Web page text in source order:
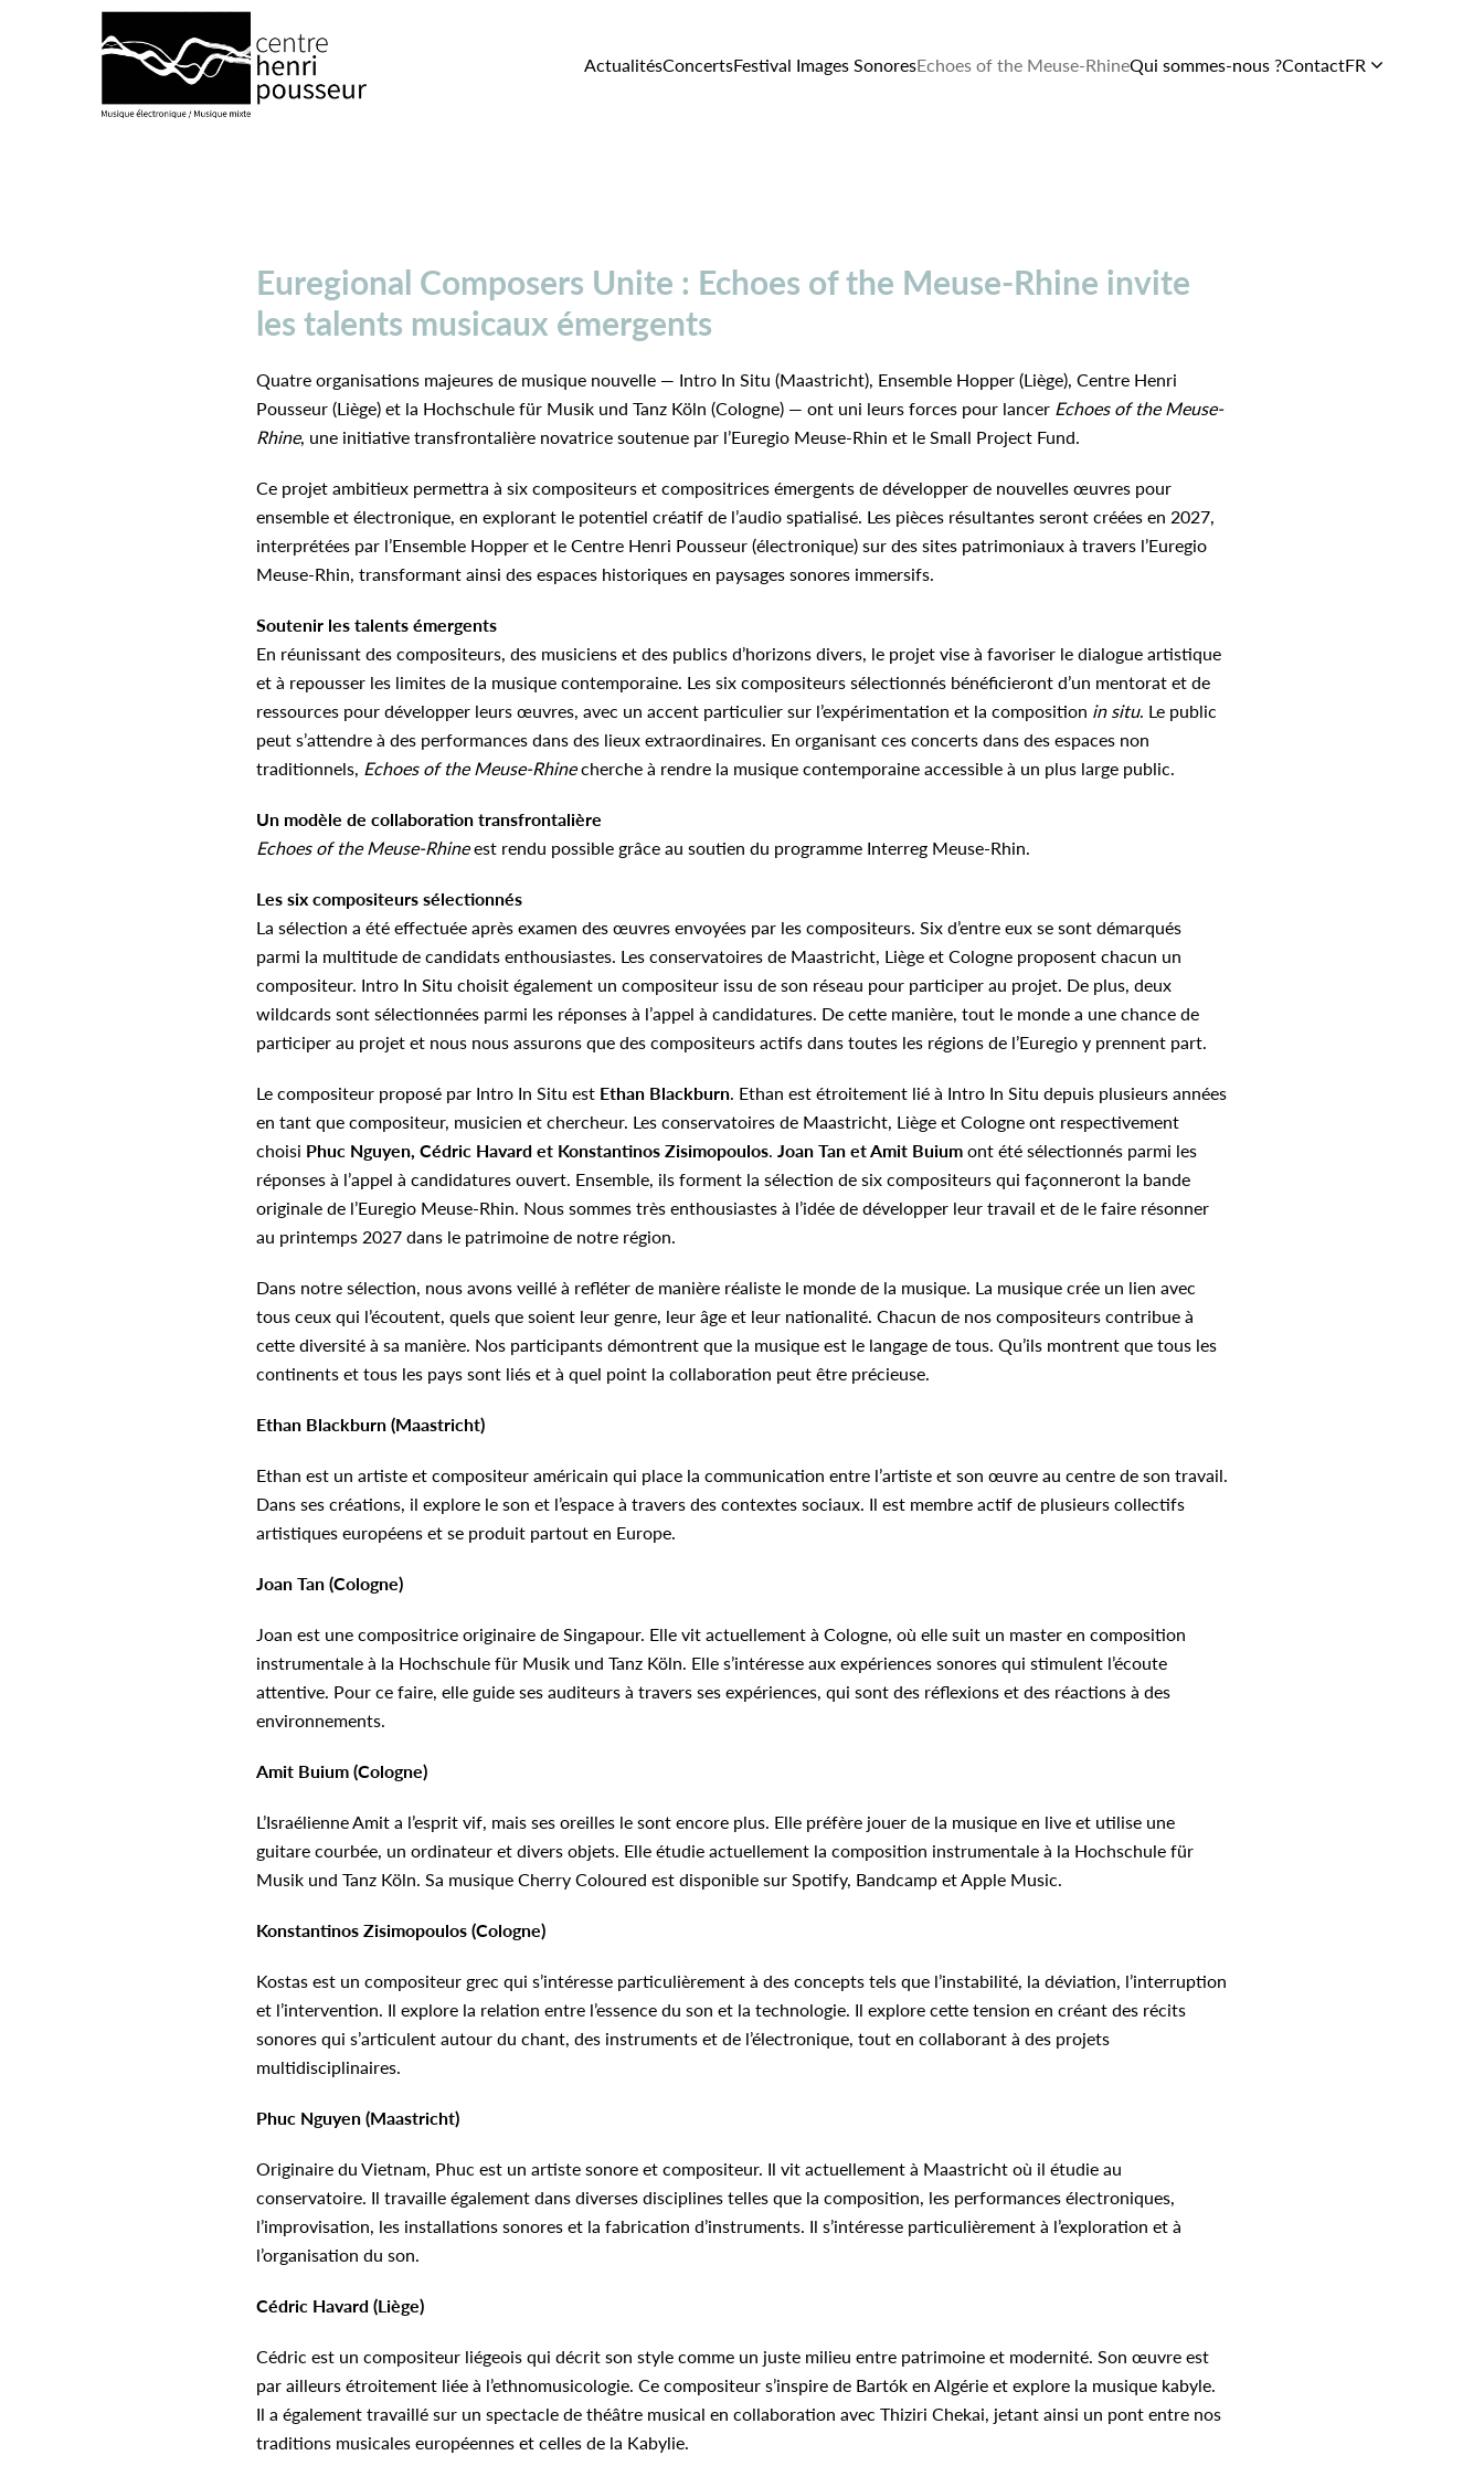
ActualitésConcertsFestival Images SonoresEchoes of the Meuse-RhineQui sommes-nous ?
L’équipe
ContactFR
Euregional Composers Unite : Echoes of the Meuse-Rhine invite
les talents musicaux émergents
Quatre organisations majeures de musique nouvelle — Intro In Situ (Maastricht), Ensemble Hopper (Liège), Centre Henri
Pousseur (Liège) et la Hochschule für Musik und Tanz Köln (Cologne) — ont uni leurs forces pour lancer Echoes of the Meuse-
Rhine, une initiative transfrontalière novatrice soutenue par l’Euregio Meuse-Rhin et le Small Project Fund.
Ce projet ambitieux permettra à six compositeurs et compositrices émergents de développer de nouvelles œuvres pour
ensemble et électronique, en explorant le potentiel créatif de l’audio spatialisé. Les pièces résultantes seront créées en 2027,
interprétées par l’Ensemble Hopper et le Centre Henri Pousseur (électronique) sur des sites patrimoniaux à travers l’Euregio
Meuse-Rhin, transformant ainsi des espaces historiques en paysages sonores immersifs.
Soutenir les talents émergents
En réunissant des compositeurs, des musiciens et des publics d’horizons divers, le projet vise à favoriser le dialogue artistique
et à repousser les limites de la musique contemporaine. Les six compositeurs sélectionnés bénéficieront d’un mentorat et de
ressources pour développer leurs œuvres, avec un accent particulier sur l’expérimentation et la composition in situ. Le public
peut s’attendre à des performances dans des lieux extraordinaires. En organisant ces concerts dans des espaces non
traditionnels, Echoes of the Meuse-Rhinecherche à rendre la musique contemporaine accessible à un plus large public.
Un modèle de collaboration transfrontalière
Echoes of the Meuse-Rhineest rendu possible grâce au soutien du programme Interreg Meuse-Rhin.
Les six compositeurs sélectionnés
La sélection a été effectuée après examen des œuvres envoyées par les compositeurs. Six d’entre eux se sont démarqués
parmi la multitude de candidats enthousiastes. Les conservatoires de Maastricht, Liège et Cologne proposent chacun un
compositeur. Intro In Situ choisit également un compositeur issu de son réseau pour participer au projet. De plus, deux
wildcards sont sélectionnées parmi les réponses à l’appel à candidatures. De cette manière, tout le monde a une chance de
participer au projet et nous nous assurons que des compositeurs actifs dans toutes les régions de l’Euregio y prennent part.
Le compositeur proposé par Intro In Situ est Ethan Blackburn. Ethan est étroitement lié à Intro In Situ depuis plusieurs années
en tant que compositeur, musicien et chercheur. Les conservatoires de Maastricht, Liège et Cologne ont respectivement
choisi Phuc Nguyen, Cédric Havard et Konstantinos Zisimopoulos. Joan Tan et Amit Buium ont été sélectionnés parmi les
réponses à l’appel à candidatures ouvert. Ensemble, ils forment la sélection de six compositeurs qui façonneront la bande
originale de l’Euregio Meuse-Rhin. Nous sommes très enthousiastes à l’idée de développer leur travail et de le faire résonner
au printemps 2027 dans le patrimoine de notre région.
Dans notre sélection, nous avons veillé à refléter de manière réaliste le monde de la musique. La musique crée un lien avec
tous ceux qui l’écoutent, quels que soient leur genre, leur âge et leur nationalité. Chacun de nos compositeurs contribue à
cette diversité à sa manière. Nos participants démontrent que la musique est le langage de tous. Qu’ils montrent que tous les
continents et tous les pays sont liés et à quel point la collaboration peut être précieuse.
Ethan Blackburn (Maastricht)
Ethan est un artiste et compositeur américain qui place la communication entre l’artiste et son œuvre au centre de son travail.
Dans ses créations, il explore le son et l’espace à travers des contextes sociaux. Il est membre actif de plusieurs collectifs
artistiques européens et se produit partout en Europe.
Joan Tan (Cologne)
Joan est une compositrice originaire de Singapour. Elle vit actuellement à Cologne, où elle suit un master en composition
instrumentale à la Hochschule für Musik und Tanz Köln. Elle s’intéresse aux expériences sonores qui stimulent l’écoute
attentive. Pour ce faire, elle guide ses auditeurs à travers ses expériences, qui sont des réflexions et des réactions à des
environnements.
Amit Buium (Cologne)
L’Israélienne Amit a l’esprit vif, mais ses oreilles le sont encore plus. Elle préfère jouer de la musique en live et utilise une
guitare courbée, un ordinateur et divers objets. Elle étudie actuellement la composition instrumentale à la Hochschule für
Musik und Tanz Köln. Sa musique Cherry Coloured est disponible sur Spotify, Bandcamp et Apple Music.
Konstantinos Zisimopoulos (Cologne)
Kostas est un compositeur grec qui s’intéresse particulièrement à des concepts tels que l’instabilité, la déviation, l’interruption
et l’intervention. Il explore la relation entre l’essence du son et la technologie. Il explore cette tension en créant des récits
sonores qui s’articulent autour du chant, des instruments et de l’électronique, tout en collaborant à des projets
multidisciplinaires.
Phuc Nguyen (Maastricht)
Originaire du Vietnam, Phuc est un artiste sonore et compositeur. Il vit actuellement à Maastricht où il étudie au
conservatoire. Il travaille également dans diverses disciplines telles que la composition, les performances électroniques,
l’improvisation, les installations sonores et la fabrication d’instruments. Il s’intéresse particulièrement à l’exploration et à
l’organisation du son.
Cédric Havard (Liège)
Cédric est un compositeur liégeois qui décrit son style comme un juste milieu entre patrimoine et modernité. Son œuvre est
par ailleurs étroitement liée à l’ethnomusicologie. Ce compositeur s’inspire de Bartók en Algérie et explore la musique kabyle.
Il a également travaillé sur un spectacle de théâtre musical en collaboration avec Thiziri Chekai, jetant ainsi un pont entre nos
traditions musicales européennes et celles de la Kabylie.